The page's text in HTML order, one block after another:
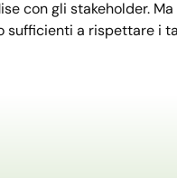
con gli stakeholder.
sufficienti a rispettare i